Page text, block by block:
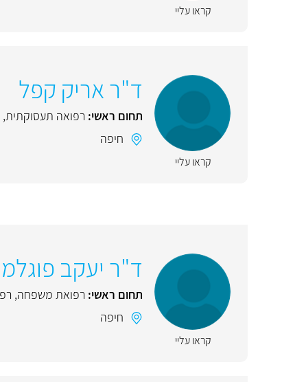
קראו עליי
קראו עליי
ד"ר אריק קפל
תחום ראשי: רפואה תעסוקתית,
חיפה
קראו עליי
ד"ר יעקב
תחום ראשי: רפואת משפחה,
חיפה